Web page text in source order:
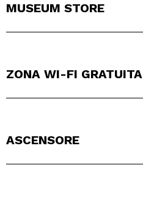
MUSEUM STORE
ZONA WI-FI GRATUITA
ASCENSORE